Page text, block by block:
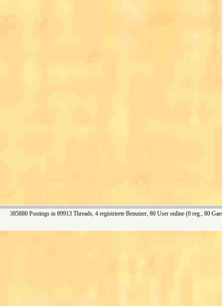
385880 Postings in 89913 Threads, 4 registrierte Benutzer, 80 User online (0 reg., 80